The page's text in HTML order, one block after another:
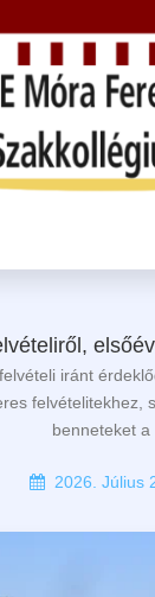
iránt
felvételitekhez,
benneteket a
2026. Július